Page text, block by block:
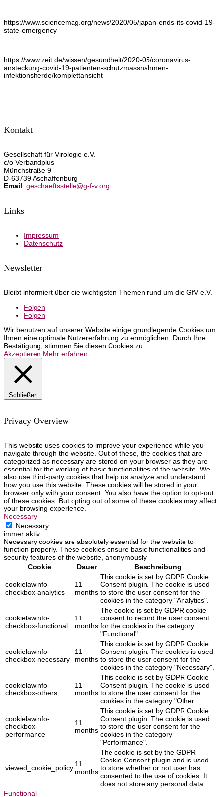
https://www.sciencemag.org/news/2020/05/japan-ends-its-covid-19-
state-emergency
https://www.zeit.de/wissen/gesundheit/2020-05/coronavirus-
ansteckung-covid-19-patienten-schutzmassnahmen-
infektionsherde/komplettansicht
Kontakt
Gesellschaft für Virologie e.V.
c/o Verbandplus
Münchstraße 9
D-63739 Aschaffenburg
Email: geschaeftsstelle@g-f-v.org
Links
Impressum
Datenschutz
Newsletter
Bleibt informiert über die wichtigsten Themen rund um die GfV e.V.
Folgen
Folgen
Wir benutzen auf unserer Website einige grundlegende Cookies um
Ihnen eine optimale Nutzererfahrung zu ermöglichen. Durch Ihre
Bestätigung, stimmen Sie diesen Cookies zu.
Akzeptieren Mehr erfahren
Schließen
Privacy Overview
This website uses cookies to improve your experience while you
navigate through the website. Out of these, the cookies that are
categorized as necessary are stored on your browser as they are
essential for the working of basic functionalities of the website. We
also use third-party cookies that help us analyze and understand
how you use this website. These cookies will be stored in your
browser only with your consent. You also have the option to opt-out
of these cookies. But opting out of some of these cookies may affect
your browsing experience.
Necessary
Necessary
immer aktiv
Necessary cookies are absolutely essential for the website to
function properly. These cookies ensure basic functionalities and
security features of the website, anonymously.
Cookie
Dauer Beschreibung
cookielawinfo-
checkbox-analytics
11
months
This cookie is set by GDPR Cookie
Consent plugin. The cookie is used
to store the user consent for the
cookies in the category "Analytics".
cookielawinfo-
checkbox-functional
11
months
The cookie is set by GDPR cookie
consent to record the user consent
for the cookies in the category
"Functional".
cookielawinfo-
checkbox-necessary
11
months
This cookie is set by GDPR Cookie
Consent plugin. The cookies is used
to store the user consent for the
cookies in the category "Necessary".
cookielawinfo-
checkbox-others
11
months
This cookie is set by GDPR Cookie
Consent plugin. The cookie is used
to store the user consent for the
cookies in the category "Other.
cookielawinfo-
checkbox-
performance
11
months
This cookie is set by GDPR Cookie
Consent plugin. The cookie is used
to store the user consent for the
cookies in the category
"Performance".
viewed_cookie_policy 11
months
The cookie is set by the GDPR
Cookie Consent plugin and is used
to store whether or not user has
consented to the use of cookies. It
does not store any personal data.
Functional